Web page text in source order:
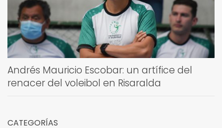
Andrés Mauricio Escobar: un artífice del
renacer del voleibol en Risaralda
CATEGORÍAS